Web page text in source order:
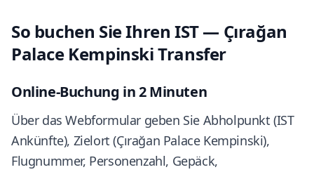
So buchen Sie Ihren IST — Çırağan
Palace Kempinski Transfer
Online-Buchung in 2 Minuten
Über das Webformular geben Sie Abholpunkt (IST
Ankünfte), Zielort (Çırağan Palace Kempinski),
Flugnummer, Personenzahl, Gepäck,